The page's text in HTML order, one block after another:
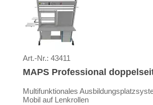
Art.-Nr.: 43411
MAPS Professional
Multifunktionales
Mobil auf Lenkrollen